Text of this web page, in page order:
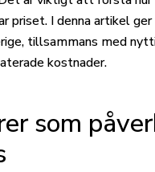
priset. I denna artikel
tillsammans med
kostnader.
som